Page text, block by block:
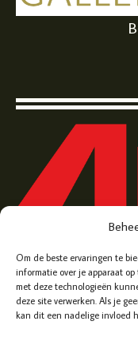
Om de beste ervaringen te
informatie over je apparaat
met deze technologieën
deze site verwerken. Als je
kan dit een nadelige invloed